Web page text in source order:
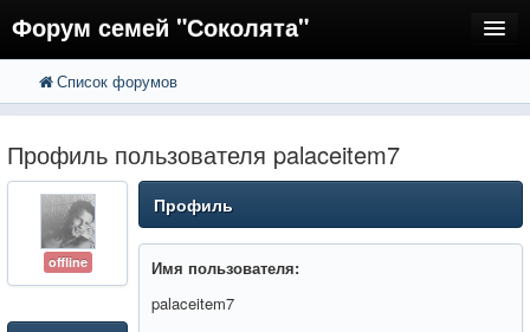
Форум семей "Соколята"
FAQ
Регистрация
Вход
Список форумов
Профиль пользователя palaceitem7
offline
Профиль
Имя пользователя:
palaceitem7